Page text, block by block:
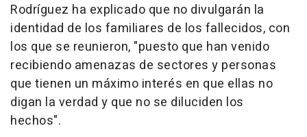
Rodríguez ha explicado que no divulgarán la
identidad de los familiares de los fallecidos, con
los que se reunieron, "puesto que han venido
recibiendo amenazas de sectores y personas
que tienen un máximo interés en que ellas no
digan la verdad y que no se diluciden los
hechos".